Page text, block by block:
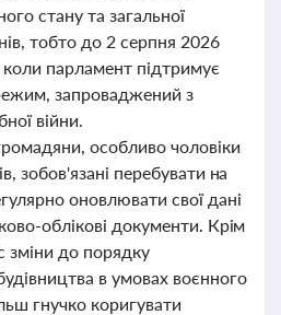
стану та загальної
тобто до 2 серпня 2026
парламент підтримує
запроваджений з
війни.
особливо чоловіки
зобов'язані перебувати на
оновлювати свої дані
облікові документи. Крім
зміни до порядку
в умовах воєнного
гнучко коригувати